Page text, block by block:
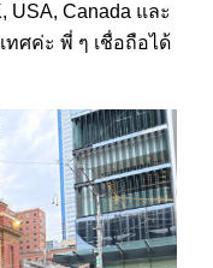
USA, Canada และ
ศค่ะ พี่ ๆ เชื่อถือได้